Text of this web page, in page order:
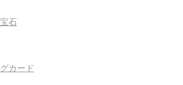
石
カード